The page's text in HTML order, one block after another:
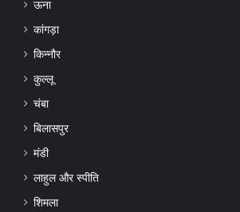
ऊना
कांगड़ा
किन्नौर
कुल्लू
चंबा
बिलासपुर
मंडी
लाहुल और स्पीति
शिमला